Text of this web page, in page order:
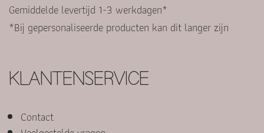
Gemiddelde levertijd 1-3 werkdagen*
*Bij gepersonaliseerde producten kan dit langer zijn
KLANTENSERVICE
Contact